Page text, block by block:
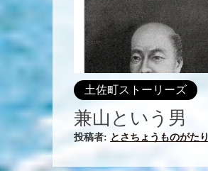
土佐町ストーリーズ
兼山という男
投稿者: とさちょうものがたり